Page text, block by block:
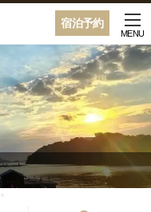
宿泊予約
MENU